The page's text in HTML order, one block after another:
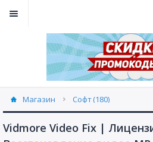
Магазин Софт (180)
Vidmore Video Fix |